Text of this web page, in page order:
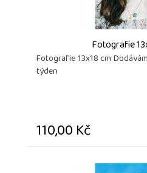
Fotografie
Fotografie 13x18 cm
týden
110,00 Kč